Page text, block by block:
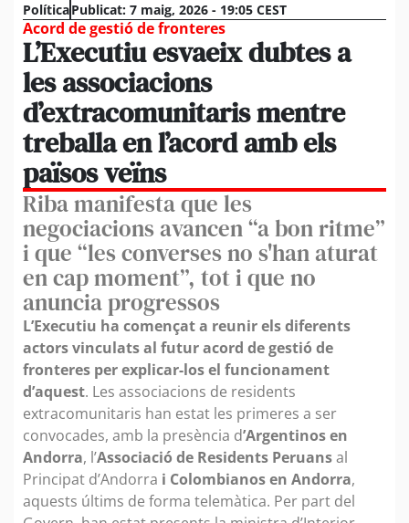
PolíticaPublicat: 7 maig, 2026 - 19:05 CEST
Acord de gestió de fronteres
L’Executiu esvaeix dubtes a
les associacions
d’extracomunitaris mentre
treballa en l’acord amb els
països veïns
Riba manifesta que les
negociacions avancen “a bon ritme”
i que “les converses no s'han aturat
en cap moment”, tot i que no
anuncia progressos
L’Executiu ha començat a reunir els diferents
actors vinculats al futur acord de gestió de
fronteres per explicar-los el funcionament
d’aquest. Les associacions de residents
extracomunitaris han estat les primeres a ser
convocades, amb la presència d’Argentinos en
Andorra, l’Associació de Residents Peruansal
Principat d’Andorra i Colombianos en Andorra,
aquests últims de forma telemàtica. Per part del